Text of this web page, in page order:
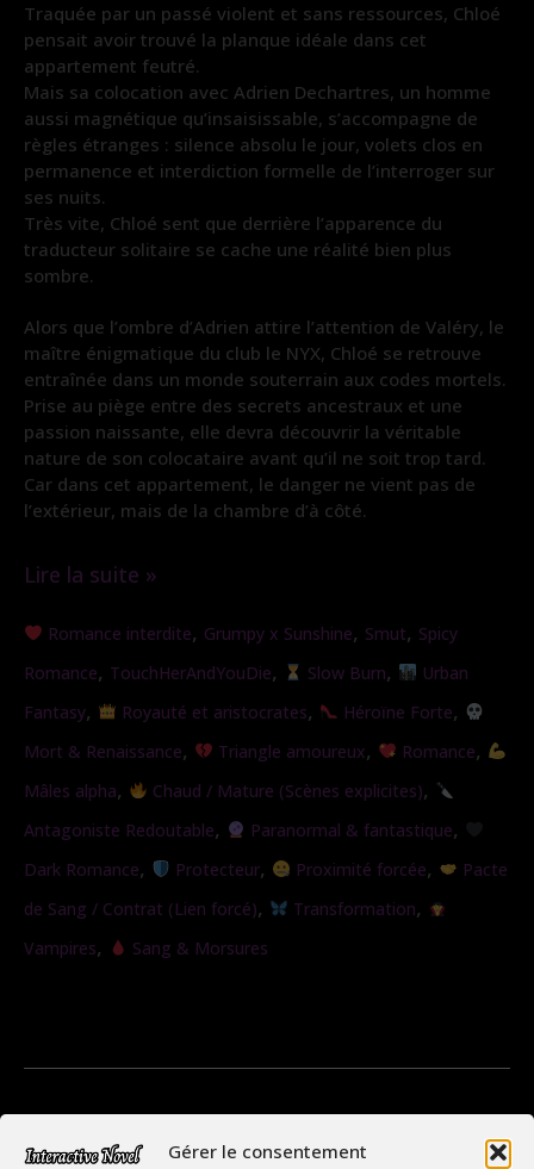
Gérer le consentement
Traquée par un passé violent et sans ressources, Chloé
pensait avoir trouvé la planque idéale dans cet
appartement feutré.
Mais sa colocation avec Adrien Dechartres, un homme
aussi magnétique qu’insaisissable, s’accompagne de
règles étranges : silence absolu le jour, volets clos en
permanence et interdiction formelle de l’interroger sur
ses nuits.
Très vite, Chloé sent que derrière l’apparence du
traducteur solitaire se cache une réalité bien plus
sombre.
Alors que l’ombre d’Adrien attire l’attention de Valéry, le
maître énigmatique du club le NYX, Chloé se retrouve
entraînée dans un monde souterrain aux codes mortels.
Prise au piège entre des secrets ancestraux et une
passion naissante, elle devra découvrir la véritable
nature de son colocataire avant qu’il ne soit trop tard.
Car dans cet appartement, le danger ne vient pas de
l’extérieur, mais de la chambre d’à côté.
Lire la suite »
Romance interdite, Grumpy x Sunshine, Smut, Spicy
Romance, TouchHerAndYouDie, Slow Burn,
Urban
Fantasy, Royauté et aristocrates, Héroïne Forte,
Mort & Renaissance, Triangle amoureux, Romance,
Mâles alpha, Chaud / Mature (Scènes explicites),
Antagoniste Redoutable, Paranormal & fantastique,
Dark Romance, Protecteur, Proximité forcée,
Pacte
de Sang / Contrat (Lien forcé), Transformation,
Vampires, Sang & Morsures